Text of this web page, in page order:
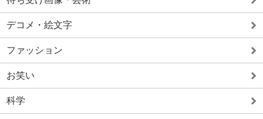
デコメ・絵文字
ファッション
お笑い
科学